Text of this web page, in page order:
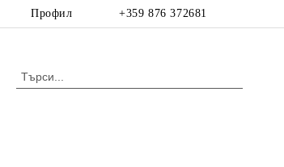
Профил +359 876 372681